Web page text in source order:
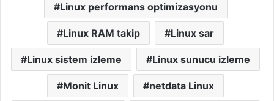
Linux performans optimizasyonu
Linux RAM takip Linux sar
Linux sistem izleme Linux sunucu izleme
Monit Linux netdata Linux